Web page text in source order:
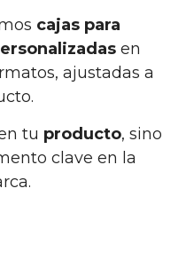
cajas para
en
ajustadas a
tu producto, sino
clave en la